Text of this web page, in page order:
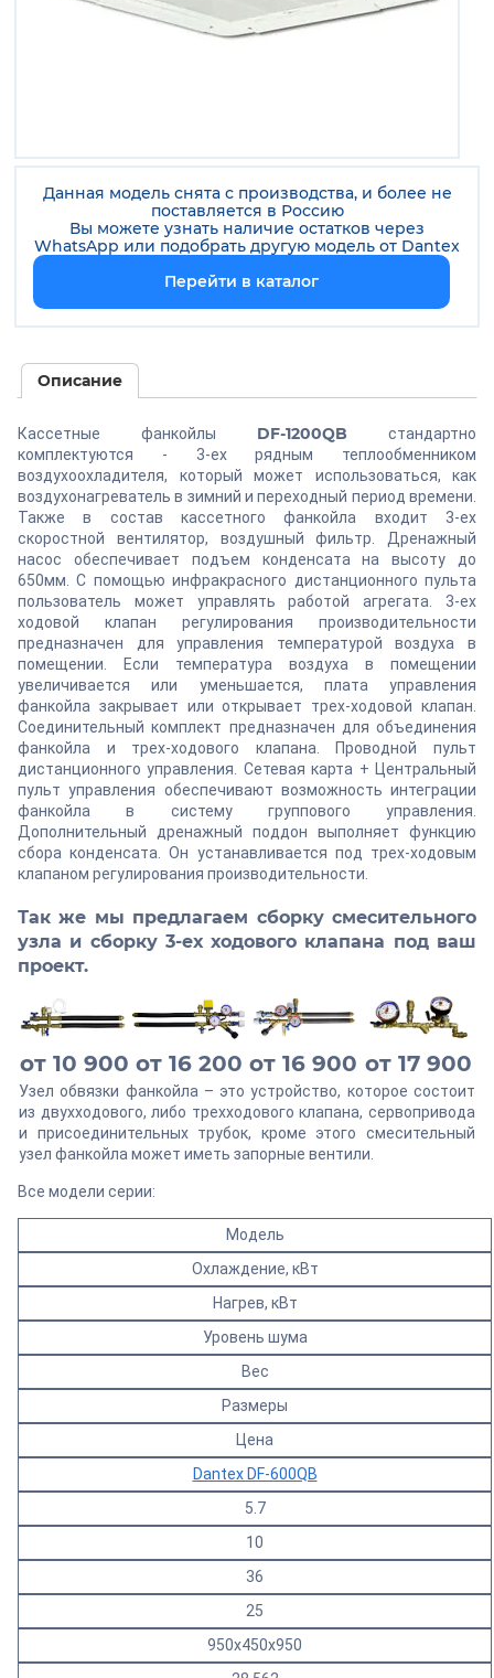
Данная модель снята с производства, и более не
поставляется в Россию
Вы можете узнать наличие остатков через
WhatsApp или подобрать другую модель от Dantex
Перейти в каталог
Описание
Кассетные фанкойлы DF-1200QB стандартно
комплектуются - 3-ех рядным теплообменником
воздухоохладителя, который может использоваться, как
воздухонагреватель в зимний и переходный период времени.
Также в состав кассетного фанкойла входит 3-ех
скоростной вентилятор, воздушный фильтр. Дренажный
насос обеспечивает подъем конденсата на высоту до
650мм. С помощью инфракрасного дистанционного пульта
пользователь может управлять работой агрегата. 3-ех
ходовой клапан регулирования производительности
предназначен для управления температурой воздуха в
помещении. Если температура воздуха в помещении
увеличивается или уменьшается, плата управления
фанкойла закрывает или открывает трех-ходовой клапан.
Соединительный комплект предназначен для объединения
фанкойла и трех-ходового клапана. Проводной пульт
дистанционного управления. Сетевая карта + Центральный
пульт управления обеспечивают возможность интеграции
фанкойла в систему группового управления.
Дополнительный дренажный поддон выполняет функцию
сбора конденсата. Он устанавливается под трех-ходовым
клапаном регулирования производительности.
Так же мы предлагаем сборку смесительного
узла и сборку 3-ех ходового клапана под ваш
проект.
от 10 900 от 16 200 от 16 900 от 17 900
Узел обвязки фанкойла – это устройство, которое состоит
из двухходового, либо трехходового клапана, сервопривода
и присоединительных трубок, кроме этого смесительный
узел фанкойла может иметь запорные вентили.
Все модели серии:
Модель
Охлаждение, кВт
Нагрев, кВт
Уровень шума
Вес
Размеры
Цена
Dantex DF-600QB
5.7
10
36
25
950х450х950